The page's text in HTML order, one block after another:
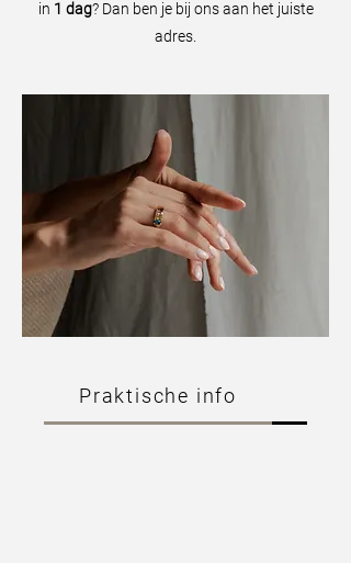
in 1 dag? Dan ben je bij ons aan het juiste
adres.
Praktische info